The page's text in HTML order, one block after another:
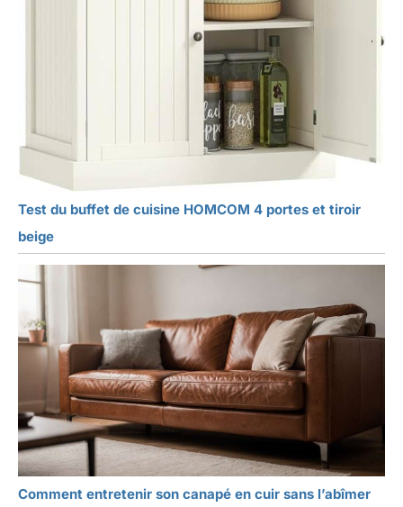
Test du buffet de cuisine HOMCOM 4 portes et tiroir
beige
Comment entretenir son canapé en cuir sans l’abîmer